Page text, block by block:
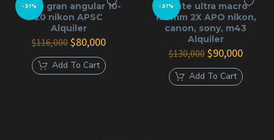
-31%
Lente gran angular 10-
20 nikon APSC
Alquiler
$116,000 El
precio
original
era:
$80,000El
actual
es:
Add To Cart
-31%
Lente ultra macro
100mm 2X APO nikon,
canon, sony, m43
Alquiler
$130,000 El
precio
original
era:
$90,000El
actual
es:
Add To Cart